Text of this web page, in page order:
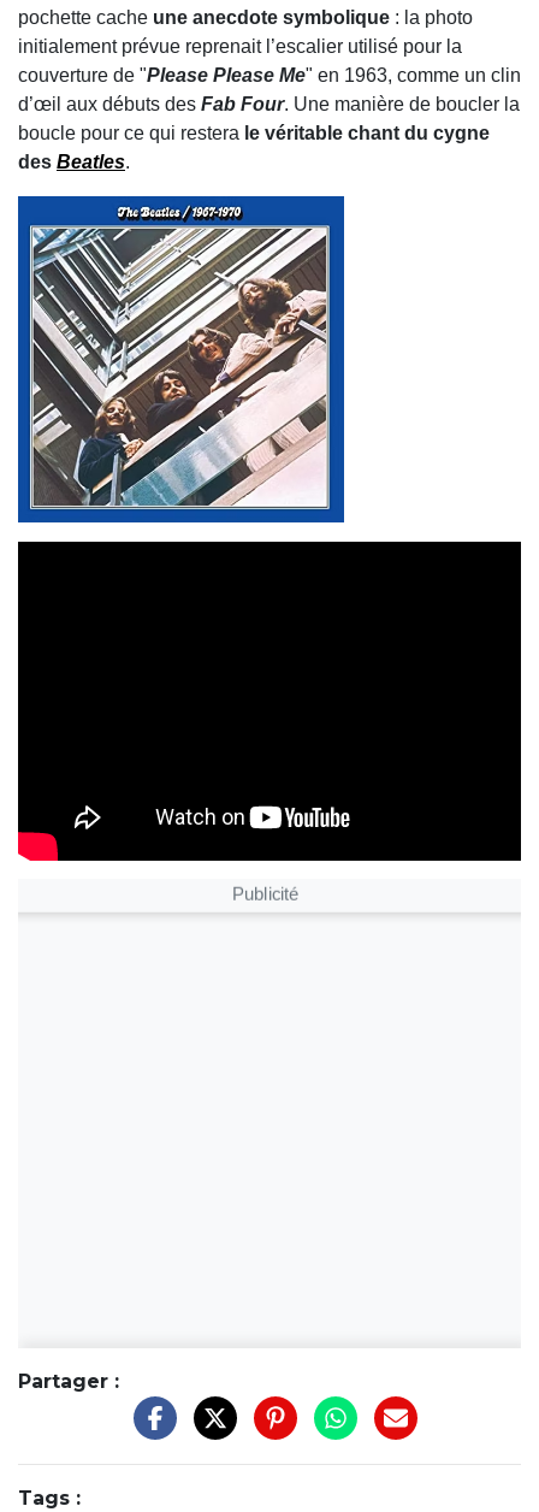
pochette cache une anecdote symbolique : la photo
initialement prévue reprenait l’escalier utilisé pour la
couverture de "Please Please Me" en 1963, comme un clin
d’œil aux débuts des Fab Four. Une manière de boucler la
boucle pour ce qui restera le véritable chant du cygne
des Beatles.
Publicité
Partager :
Tags :